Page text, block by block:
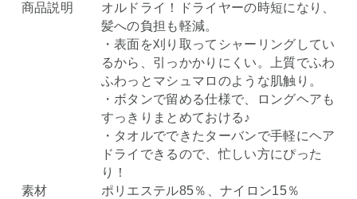
商品説明
オルドライ！ドライヤーの時短になり、
髪への負担も軽減。
・表面を刈り取ってシャーリングしてい
るから、引っかかりにくい。上質でふわ
ふわっとマシュマロのような肌触り。
・ボタンで留める仕様で、ロングヘアも
すっきりまとめておける♪
・タオルでできたターバンで手軽にヘア
ドライできるので、忙しい方にぴった
り！
素材
ポリエステル85％、ナイロン15％